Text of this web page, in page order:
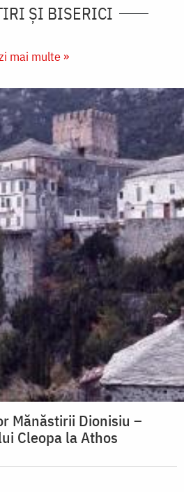
ȘI BISERICI
mai multe »
Mănăstirii Dionisiu –
Cleopa la Athos